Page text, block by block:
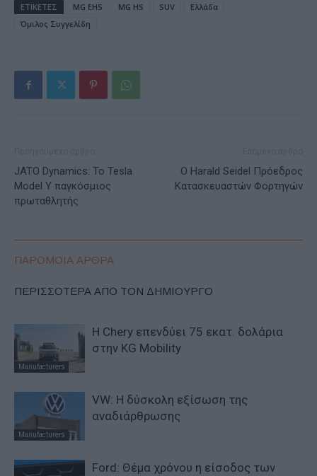
ΕΤΙΚΕΤΕΣ MG EHS MG HS SUV
Ελλάδα
Όμιλος Συγγελίδη
JATO Dynamics: Το Tesla
Model Y παγκόσμιος
πρωταθλητής
Ο Harald Seidel Πρόεδρος
Κατασκευαστών Φορτηγών
ΠΑΡΟΜΟΙΑ ΑΡΘΡΑ
ΠΕΡΙΣΣΟΤΕΡΑ ΑΠΟ ΤΟΝ ΔΗΜΙΟΥΡΓΟ
Manufacturers
Η Chery επενδύει 75 εκατ. δολάρια
στην KG Mobility
Manufacturers
VW: Η δύσκολη εξίσωση της
αναδιάρθρωσης
Ford: Θέμα χρόνου η είσοδος των